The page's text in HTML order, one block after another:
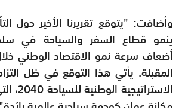
وأضافت: "يتوقع تقريرنا الأخير حول
ينمو قطاع السفر والسياحة في
أضعاف سرعة نمو الاقتصاد الوطني
المقبلة. يأتي هذا التوقع في ظل